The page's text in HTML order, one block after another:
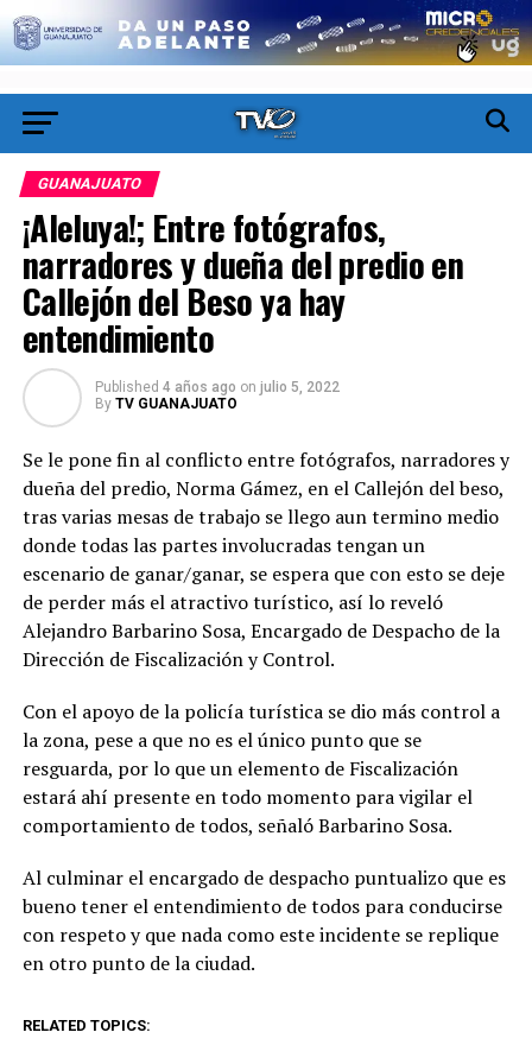
GUANAJUATO
¡Aleluya!; Entre fotógrafos,
narradores y dueña del predio en
Callejón del Beso ya hay
entendimiento
Published 4 años ago on julio 5, 2022
By TV GUANAJUATO
Se le pone fin al conflicto entre fotógrafos, narradores y
dueña del predio, Norma Gámez, en el Callejón del beso,
tras varias mesas de trabajo se llego aun termino medio
donde todas las partes involucradas tengan un
escenario de ganar/ganar, se espera que con esto se deje
de perder más el atractivo turístico, así lo reveló
Alejandro Barbarino Sosa, Encargado de Despacho de la
Dirección de Fiscalización y Control.
Con el apoyo de la policía turística se dio más control a
la zona, pese a que no es el único punto que se
resguarda, por lo que un elemento de Fiscalización
estará ahí presente en todo momento para vigilar el
comportamiento de todos, señaló Barbarino Sosa.
Al culminar el encargado de despacho puntualizo que es
bueno tener el entendimiento de todos para conducirse
con respeto y que nada como este incidente se replique
en otro punto de la ciudad.
RELATED TOPICS: